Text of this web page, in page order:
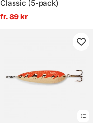
Classic (5-pack)
fr. 89 kr